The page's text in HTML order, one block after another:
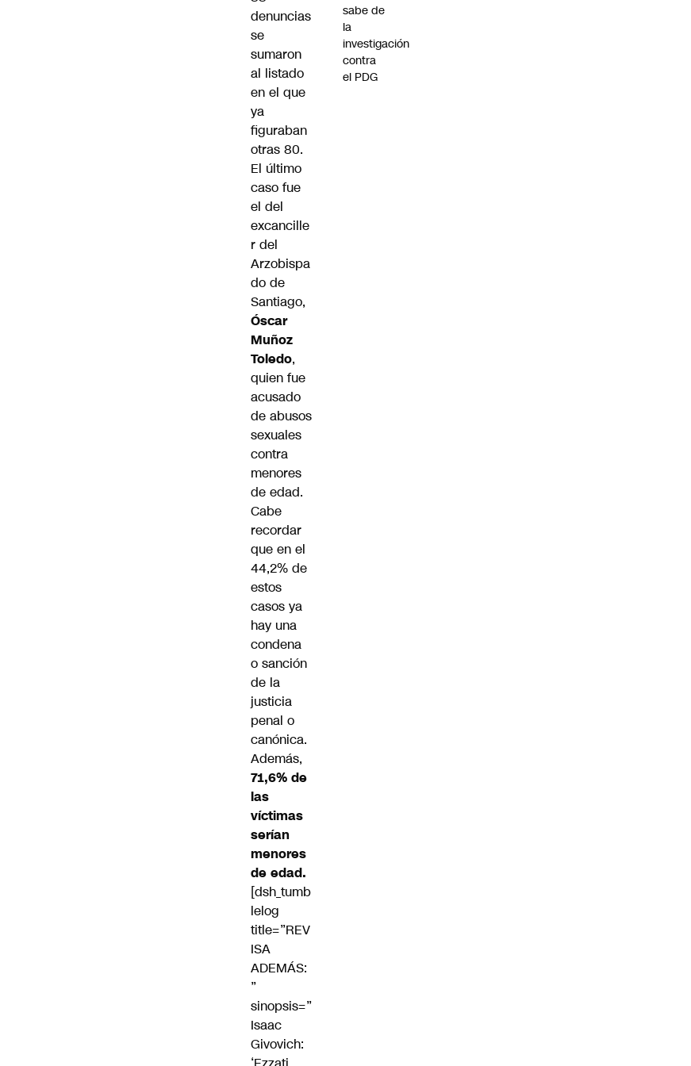
denuncias
se
sumaron
al listado
en el que
ya
figuraban
otras 80.
El último
caso fue
el del
excancille
r del
Arzobispa
do de
Santiago,
Óscar
Muñoz
Toledo,
quien fue
acusado
de abusos
sexuales
contra
menores
de edad.
Cabe
recordar
que en el
44,2% de
estos
casos ya
hay una
condena
o sanción
de la
justicia
penal o
canónica.
Además,
71,6% de
las
víctimas
serían
menores
de edad.
[dsh_tumb
lelog
title=”REV
ISA
ADEMÁS:
”
sinopsis=”
Isaac
Givovich:
sabe de
la
investigación
contra
el PDG